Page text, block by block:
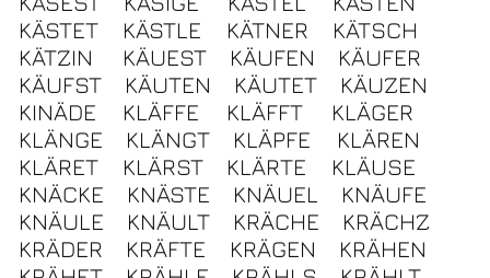
KÄSTET
KÄSTLE KÄTNER
KÄTSCH
KÄTZIN
KÄUEST KÄUFEN
KÄUFER
KÄUFST
KÄUTEN KÄUTET
KÄUZEN
KINÄDE
KLÄFFE KLÄFFT
KLÄGER
KLÄNGE
KLÄNGT KLÄPFE
KLÄREN
KLÄRET
KLÄRST KLÄRTE
KLÄUSE
KNÄCKE
KNÄSTE KNÄUEL
KNÄUFE
KNÄULE
KNÄULT KRÄCHE
KRÄCHZ
KRÄDER
KRÄFTE KRÄGEN
KRÄHEN